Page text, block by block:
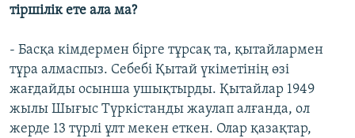
тіршілік ете ала ма?
- Басқа кімдермен бірге тұрсақ та, қытайлармен
тұра алмаспыз. Себебі Қытай үкіметінің өзі
жағдайды осынша ушықтырды. Қытайлар 1949
жылы Шығыс Түркістанды жаулап алғанда, ол
жерде 13 түрлі ұлт мекен еткен. Олар қазақтар,